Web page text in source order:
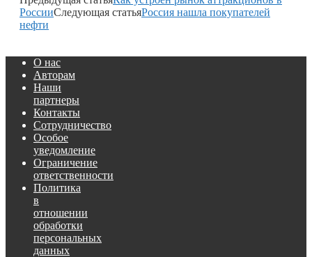
РоссииСледующая статьяРоссия нашла покупателей
нефти
О нас
Авторам
Наши
партнеры
Контакты
Сотрудничество
Особое
уведомление
Ограничение
ответственности
Политика
в
отношении
обработки
персональных
данных